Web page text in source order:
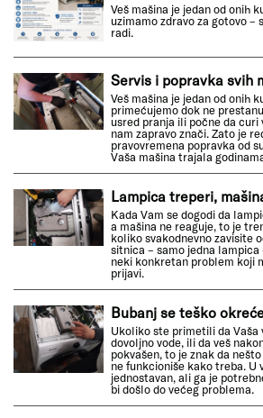
Veš mašina je jedan od onih
uzimamo zdravo za gotovo –
radi.
Servis i popravka svih
Veš mašina je jedan od onih
primećujemo dok ne
usred pranja ili počne da
nam zapravo znači. Zato je
pravovremena popravka od
Vaša mašina trajala
Lampica treperi,
Kada Vam se dogodi da
a mašina ne reaguje, to je
koliko svakodnevno zavisite
sitnica – samo jedna
neki konkretan problem koji
prijavi.
Bubanj se teško
Ukoliko ste primetili da Vaša
dovoljno vode, ili da veš
pokvašen, to je znak da
ne funkcioniše kako treba. U
jednostavan, ali ga je
bi došlo do većeg problema.